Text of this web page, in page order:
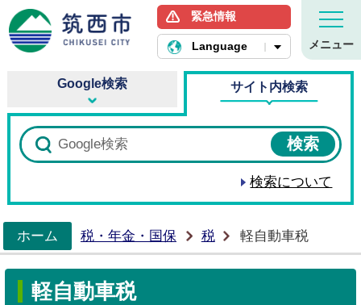
筑西市ホームページ
緊急情報
Language メニュー
Google検索 サイト内検索
検索について
ホーム
税・年金・国保 税 軽自動車税
軽自動車税